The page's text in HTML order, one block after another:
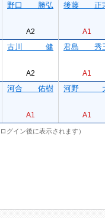
野口 勝弘
A2
後藤 正
A1
古川 健
A2
君島 秀
A1
河合 佑樹
A1
河野
A1
グイン後に表示されます）